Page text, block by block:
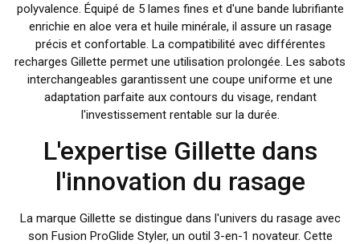
polyvalence. Équipé de 5 lames fines et d'une bande lubrifiante
enrichie en aloe vera et huile minérale, il assure un rasage
précis et confortable. La compatibilité avec différentes
recharges Gillette permet une utilisation prolongée. Les sabots
interchangeables garantissent une coupe uniforme et une
adaptation parfaite aux contours du visage, rendant
l'investissement rentable sur la durée.
L'expertise Gillette dans
l'innovation du rasage
La marque Gillette se distingue dans l'univers du rasage avec
son Fusion ProGlide Styler, un outil 3-en-1 novateur. Cette